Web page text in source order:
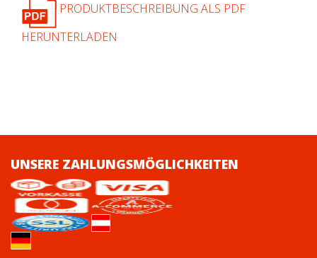
PRODUKTBESCHREIBUNG ALS PDF
HERUNTERLADEN
UNSERE ZAHLUNGSMÖGLICHKEITEN